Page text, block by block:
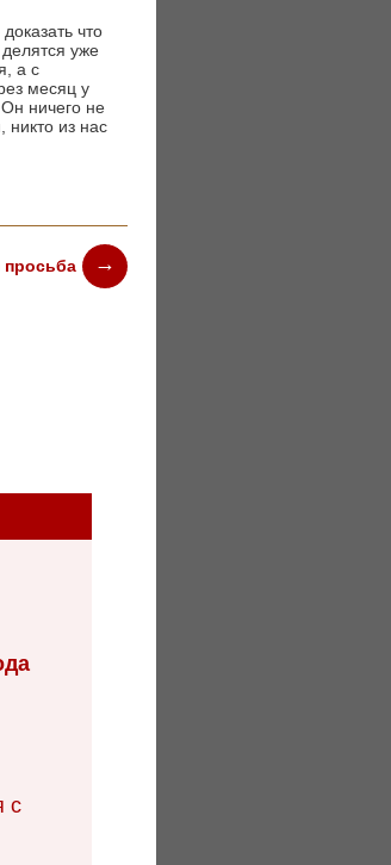
что
уже
а с
месяц у
Он ничего не
никто из нас
с